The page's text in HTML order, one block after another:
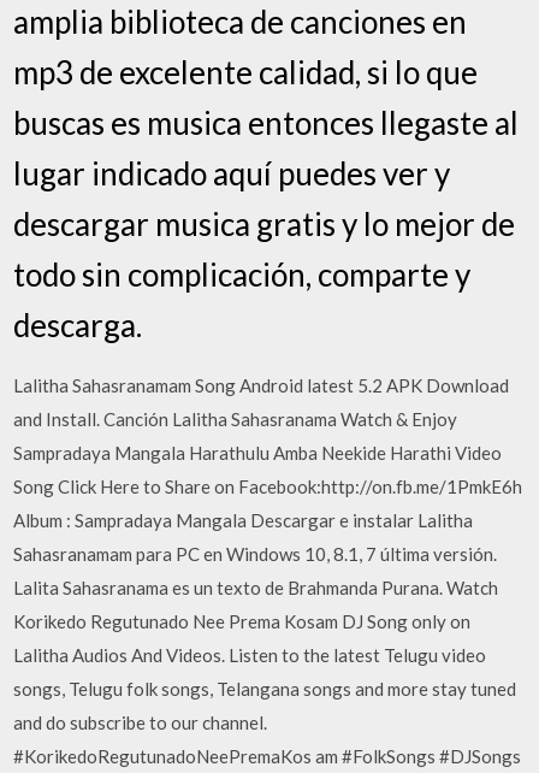
amplia biblioteca de canciones en
mp3 de excelente calidad, si lo que
buscas es musica entonces llegaste al
lugar indicado aquí puedes ver y
descargar musica gratis y lo mejor de
todo sin complicación, comparte y
descarga.
Lalitha Sahasranamam Song Android latest 5.2 APK Download
and Install. Canción Lalitha Sahasranama Watch & Enjoy
Sampradaya Mangala Harathulu Amba Neekide Harathi Video
Song Click Here to Share on Facebook:http://on.fb.me/1PmkE6h
Album : Sampradaya Mangala Descargar e instalar Lalitha
Sahasranamam para PC en Windows 10, 8.1, 7 última versión.
Lalita Sahasranama es un texto de Brahmanda Purana. Watch
Korikedo Regutunado Nee Prema Kosam DJ Song only on
Lalitha Audios And Videos. Listen to the latest Telugu video
songs, Telugu folk songs, Telangana songs and more stay tuned
and do subscribe to our channel.
#KorikedoRegutunadoNeePremaKos am #FolkSongs #DJSongs